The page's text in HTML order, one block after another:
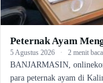
Peternak Ayam
5 Agustus 2026 · 2 menit baca
BANJARMASIN,
para peternak ayam di